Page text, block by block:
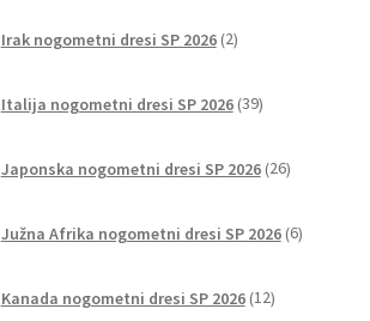
Irak nogometni dresi SP 2026 2izdelka
Italija nogometni dresi SP 2026 39izdelkov
Japonska nogometni dresi SP 2026 26izdelkov
Južna Afrika nogometni dresi SP 2026 6izdelkov
Kanada nogometni dresi SP 2026 12izdelkov